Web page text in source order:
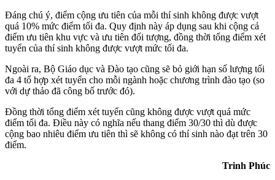
Đáng chú ý, điểm cộng ưu tiên của mỗi thí sinh không được vượt
quá 10% mức điểm tối đa. Quy định này áp dụng sau khi cộng cả
điểm ưu tiên khu vực và ưu tiên đối tượng, đồng thời tổng điểm xét
tuyển của thí sinh không được vượt mức tối đa.
Ngoài ra, Bộ Giáo dục và Đào tạo cũng sẽ bỏ giới hạn số lượng tối
đa 4 tổ hợp xét tuyển cho mỗi ngành hoặc chương trình đào tạo (so
với dự thảo đã công bố trước đó).
Đồng thời tổng điểm xét tuyển cũng không được vượt quá mức
điểm tối đa. Điều này có nghĩa nếu thang điểm 30/30 thì dù được
cộng bao nhiêu điểm ưu tiên thì sẽ không có thí sinh nào đạt trên 30
điểm.
Trinh Phúc